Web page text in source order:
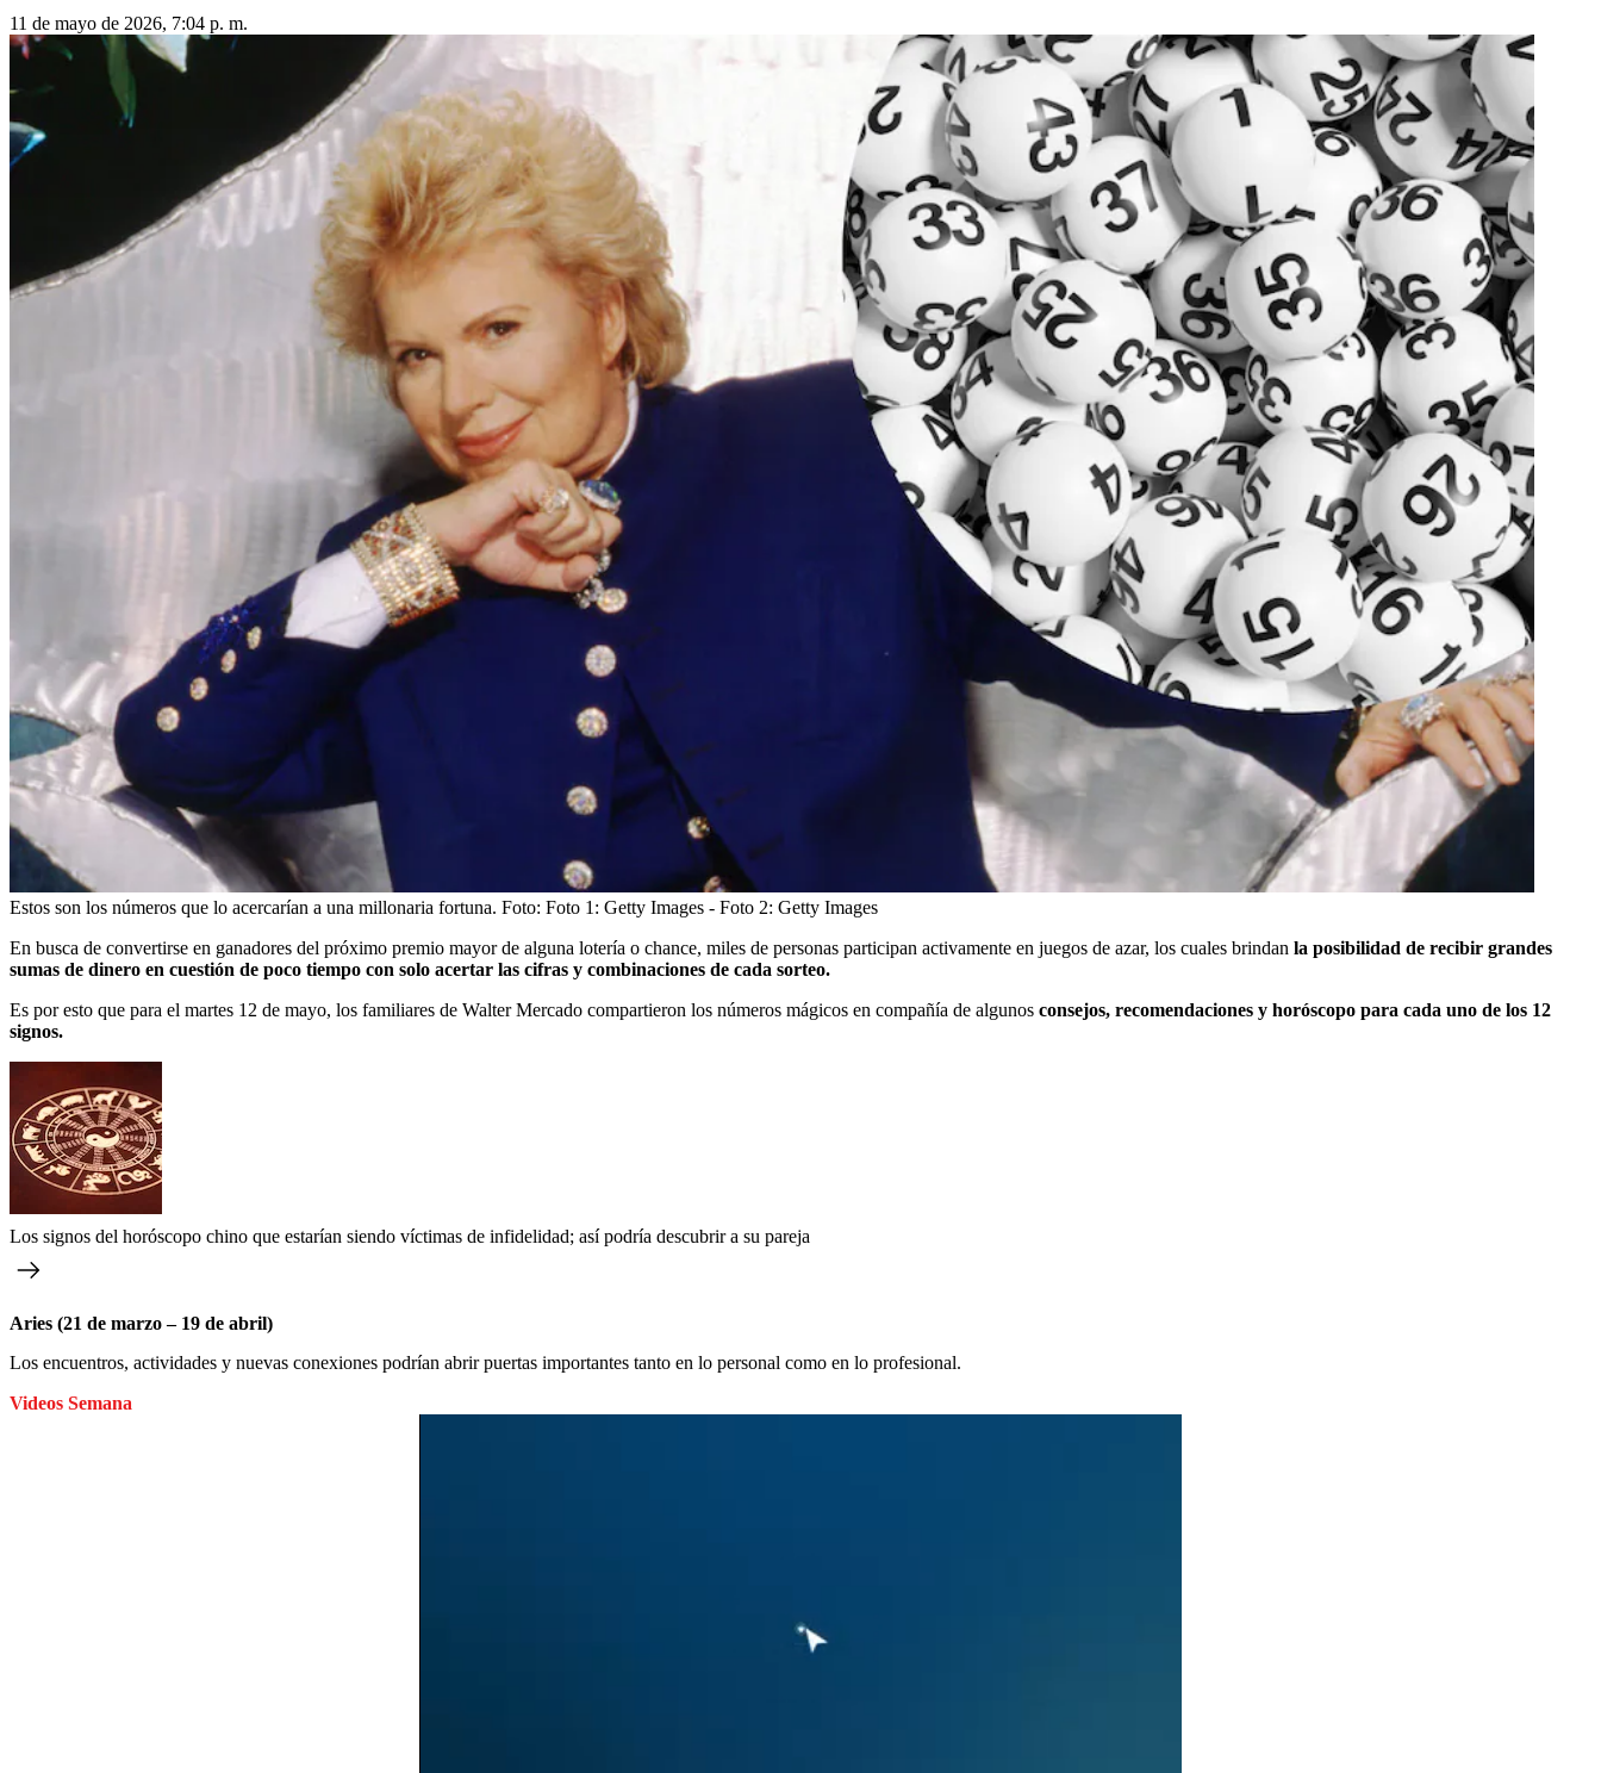
11 de mayo de 2026, 7:04 p. m.
Estos son los números que lo acercarían a una millonaria fortuna. Foto: Foto 1: Getty Images - Foto 2: Getty Images
En busca de convertirse en ganadores del próximo premio mayor de alguna lotería o chance, miles de personas participan activamente en juegos de azar, los cuales brindan la posibilidad de recibir grandes
sumas de dinero en cuestión de poco tiempo con solo acertar las cifras y combinaciones de cada sorteo.
Es por esto que para el martes 12 de mayo, los familiares de Walter Mercado compartieron los números mágicos en compañía de algunos consejos, recomendaciones y horóscopo para cada uno de los 12
signos.
Los signos del horóscopo chino que estarían siendo víctimas de infidelidad; así podría descubrir a su pareja
Aries (21 de marzo – 19 de abril)
Los encuentros, actividades y nuevas conexiones podrían abrir puertas importantes tanto en lo personal como en lo profesional.
Videos Semana